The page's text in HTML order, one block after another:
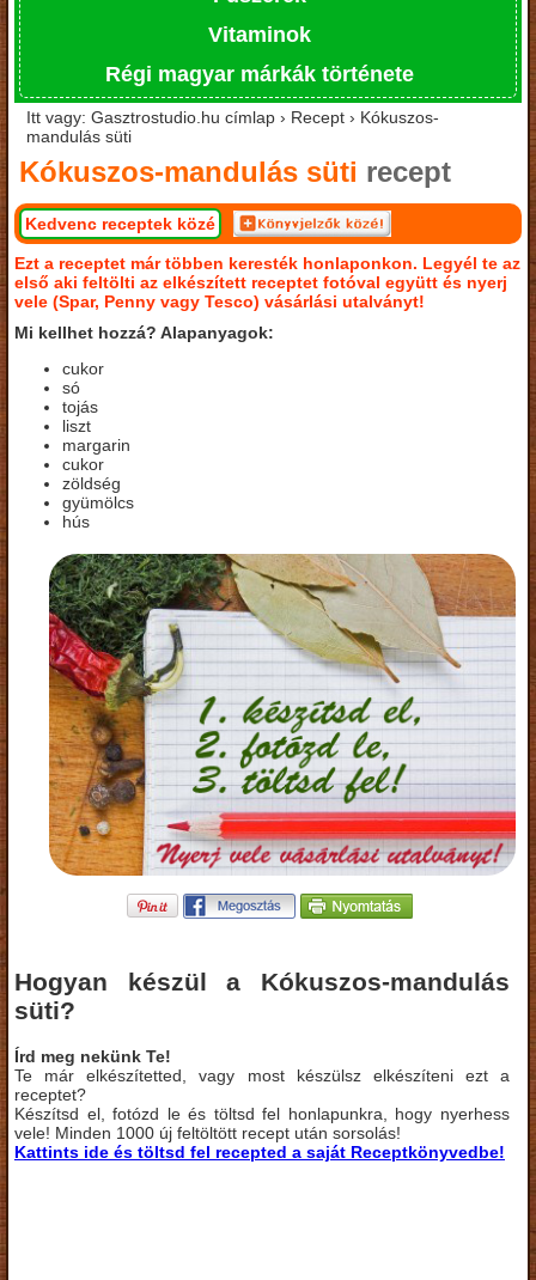
Vitaminok
Régi magyar márkák története
Itt vagy: Gasztrostudio.hu címlap › Recept › Kókuszos-
mandulás süti
Kókuszos-mandulás süti recept
Kedvenc receptek közé
Ezt a receptet már többen keresték honlaponkon. Legyél te az
első aki feltölti az elkészített receptet fotóval együtt és nyerj
vele (Spar, Penny vagy Tesco) vásárlási utalványt!
Mi kellhet hozzá? Alapanyagok:
cukor
só
tojás
liszt
margarin
cukor
zöldség
gyümölcs
hús
Hogyan készül a Kókuszos-mandulás
süti?
Írd meg nekünk Te!
Te már elkészítetted, vagy most készülsz elkészíteni ezt a
receptet?
Készítsd el, fotózd le és töltsd fel honlapunkra, hogy nyerhess
vele! Minden 1000 új feltöltött recept után sorsolás!
Kattints ide és töltsd fel recepted a saját Receptkönyvedbe!